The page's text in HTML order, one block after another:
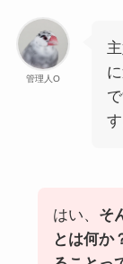
管理人O
す
はい、 そ
とは何か